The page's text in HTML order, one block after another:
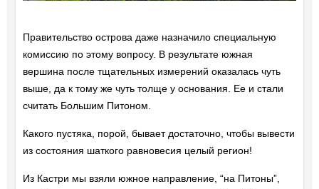
Правительство острова даже назначило специальную
комиссию по этому вопросу. В результате южная
вершина после тщательных измерений оказалась чуть
выше, да к тому же чуть толще у основания. Ее и стали
считать Большим Питоном.
Какого пустяка, порой, бывает достаточно, чтобы вывести
из состояния шаткого равновесия целый регион!
Из Кастри мы взяли южное направление, “на Питоны”,